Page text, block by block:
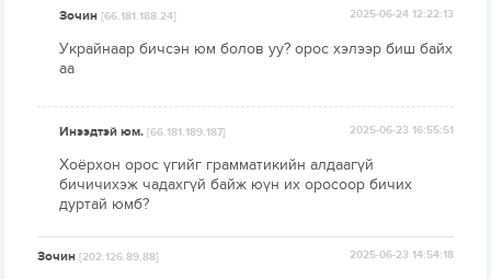
Зочин[66.181.188.24] 2025-06-24 12:22:13
Украйнаар бичсэн юм болов уу? орос хэлээр биш байх
аа
Инээдтэй юм.[66.181.189.187] 2025-06-23 16:55:51
Хоёрхон орос үгийг грамматикийн алдаагүй
бичичихэж чадахгүй байж юүн их оросоор бичих
дуртай юмб?
Зочин[202.126.89.88] 2025-06-23 14:54:18